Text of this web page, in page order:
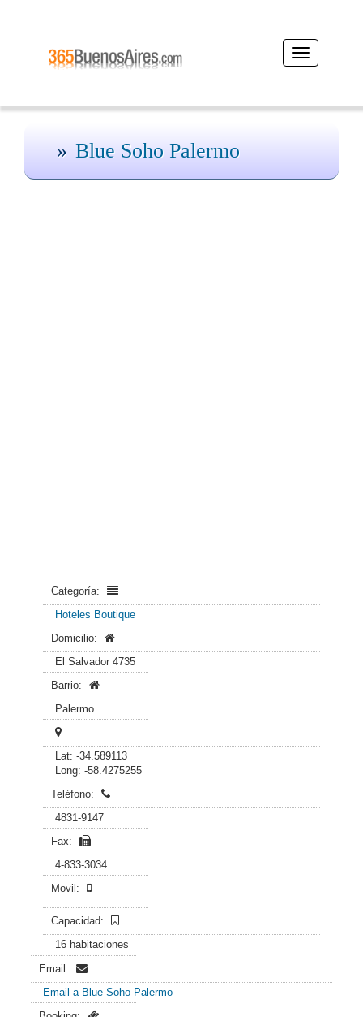
Desplegar
navegación
Blue Soho Palermo
Categoría:
Hoteles Boutique
Domicilio:
El Salvador 4735
Barrio:
Palermo
Lat: -34.589113
Long: -58.4275255
Teléfono:
4831-9147
Fax:
4-833-3034
Movil:
Capacidad:
16 habitaciones
Email:
Email a Blue Soho Palermo